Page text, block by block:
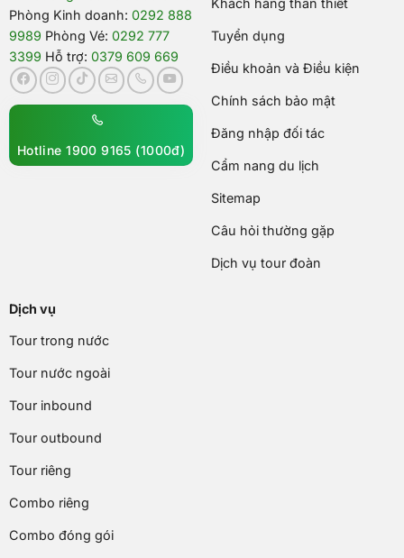
Phòng Kinh doanh: 0292 888
9989 Phòng Vé: 0292 777
3399 Hỗ trợ: 0379 609 669
Hotline 1900 9165 (1000đ)
Khách hàng thân thiết
Tuyển dụng
Điều khoản và Điều kiện
Chính sách bảo mật
Đăng nhập đối tác
Cẩm nang du lịch
Sitemap
Câu hỏi thường gặp
Dịch vụ tour đoàn
Dịch vụ
Tour trong nước
Tour nước ngoài
Tour inbound
Tour outbound
Tour riêng
Combo riêng
Combo đóng gói